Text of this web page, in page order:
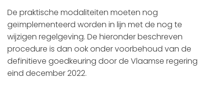
De praktische modaliteiten moeten nog
geïmplementeerd worden in lijn met de nog te
wijzigen regelgeving. De hieronder beschreven
procedure is dan ook onder voorbehoud van de
definitieve goedkeuring door de Vlaamse regering
eind december 2022.